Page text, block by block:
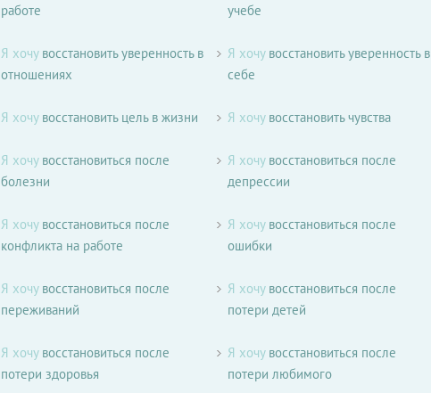
работе
учебе
Я хочувосстановить уверенность в
отношениях
Я хочувосстановить уверенность в
себе
Я хочувосстановить цель в жизни Я хочувосстановить чувства
Я хочувосстановиться после
болезни
Я хочувосстановиться после
депрессии
Я хочувосстановиться после
конфликта на работе
Я хочувосстановиться после
ошибки
Я хочувосстановиться после
переживаний
Я хочувосстановиться после
потери детей
Я хочувосстановиться после
потери здоровья
Я хочувосстановиться после
потери любимого